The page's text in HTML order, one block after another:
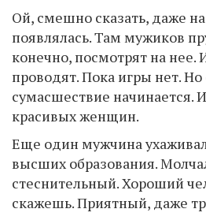
Ой, смешно сказать, даже
появлялась. Там мужиков
конечно, посмотрят на нее.
проводят. Пока игры нет. Но
сумасшествие начинается.
красивых женщин.
Еще один мужчина
высших образования.
стеснительный. Хороший
скажешь. Приятный, даже